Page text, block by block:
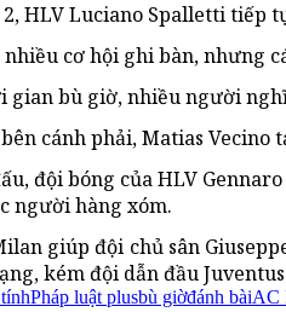
HLV Luciano Spalletti tiếp
cơ hội ghi bàn, nhưng
gian bù giờ, nhiều người
cánh phải, Matias
đội bóng của HLV
người hàng xóm.
giúp đội chủ sân
kém đội dẫn đầu
Pháp luật plusbù giờđánh bàiAC